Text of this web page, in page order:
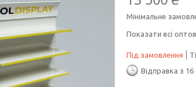
Мінімальне
Показати всі
Під замовлення
Відправка з 16